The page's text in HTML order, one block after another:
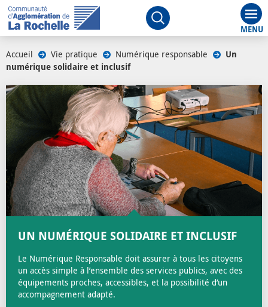
Ouvrir le moteur de
Accueil Vie pratique Numérique responsable
Un
numérique solidaire et inclusif/
UN NUMÉRIQUE SOLIDAIRE ET INCLUSIF
Le Numérique Responsable doit assurer à tous les citoyens
un accès simple à l’ensemble des services publics, avec des
équipements proches, accessibles, et la possibilité d’un
accompagnement adapté.